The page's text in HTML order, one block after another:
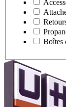
Boîtes